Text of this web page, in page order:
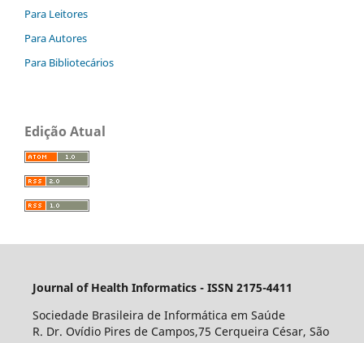
Para Leitores
Para Autores
Para Bibliotecários
Edição Atual
Journal of Health Informatics - ISSN 2175-4411
Sociedade Brasileira de Informática em Saúde
R. Dr. Ovídio Pires de Campos,75 Cerqueira César, São